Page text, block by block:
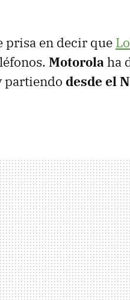
prisa en decir que
Motorola ha
partiendo desde el